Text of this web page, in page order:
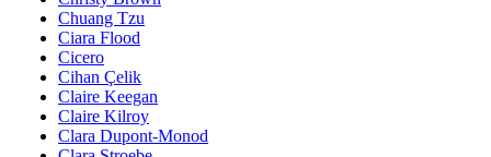
Chuang Tzu
Ciara Flood
Cicero
Cihan Çelik
Claire Keegan
Claire Kilroy
Clara Dupont-Monod